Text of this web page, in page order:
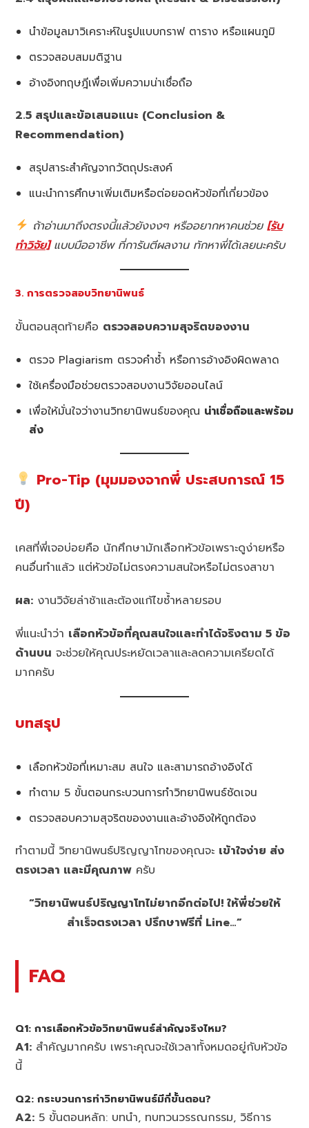
นำข้อมูลมาวิเคราะห์ในรูปแบบกราฟ ตาราง หรือแผนภูมิ
ตรวจสอบสมมติฐาน
อ้างอิงทฤษฎีเพื่อเพิ่มความน่าเชื่อถือ
2.5 สรุปและข้อเสนอแนะ (Conclusion &
Recommendation)
สรุปสาระสำคัญจากวัตถุประสงค์
แนะนำการศึกษาเพิ่มเติมหรือต่อยอดหัวข้อที่เกี่ยวข้อง
ถ้าอ่านมาถึงตรงนี้แล้วยังงงๆ หรืออยากหาคนช่วย [รับ
ทำวิจัย]แบบมืออาชีพ ที่การันตีผลงาน ทักหาพี่ได้เลยนะครับ
3. การตรวจสอบวิทยานิพนธ์
ขั้นตอนสุดท้ายคือ ตรวจสอบความสุจริตของงาน
ตรวจ Plagiarism ตรวจคำซ้ำ หรือการอ้างอิงผิดพลาด
ใช้เครื่องมือช่วยตรวจสอบงานวิจัยออนไลน์
เพื่อให้มั่นใจว่างานวิทยานิพนธ์ของคุณ น่าเชื่อถือและพร้อม
ส่ง
Pro-Tip (มุมมองจากพี่ ประสบการณ์ 15
ปี)
เคสที่พี่เจอบ่อยคือ นักศึกษามักเลือกหัวข้อเพราะดูง่ายหรือ
คนอื่นทำแล้ว แต่หัวข้อไม่ตรงความสนใจหรือไม่ตรงสาขา
ผล: งานวิจัยล่าช้าและต้องแก้ไขซ้ำหลายรอบ
พี่แนะนำว่า เลือกหัวข้อที่คุณสนใจและทำได้จริงตาม 5 ข้อ
ด้านบน จะช่วยให้คุณประหยัดเวลาและลดความเครียดได้
มากครับ
บทสรุป
เลือกหัวข้อที่เหมาะสม สนใจ และสามารถอ้างอิงได้
ทำตาม 5 ขั้นตอนกระบวนการทำวิทยานิพนธ์ชัดเจน
ตรวจสอบความสุจริตของงานและอ้างอิงให้ถูกต้อง
ทำตามนี้ วิทยานิพนธ์ปริญญาโทของคุณจะ เข้าใจง่าย ส่ง
ตรงเวลา และมีคุณภาพ ครับ
“วิทยานิพนธ์ปริญญาโทไม่ยากอีกต่อไป! ให้พี่ช่วยให้
สำเร็จตรงเวลา ปรึกษาฟรีที่ Line…”
FAQ
Q1: การเลือกหัวข้อวิทยานิพนธ์สำคัญจริงไหม?
A1: สำคัญมากครับ เพราะคุณจะใช้เวลาทั้งหมดอยู่กับหัวข้อ
นี้
Q2: กระบวนการทำวิทยานิพนธ์มีกี่ขั้นตอน?
A2: 5 ขั้นตอนหลัก: บทนำ, ทบทวนวรรณกรรม, วิธีการ